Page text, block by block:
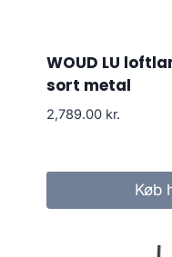
WOUD LU
sort metal
2,789.00 kr.
Køb